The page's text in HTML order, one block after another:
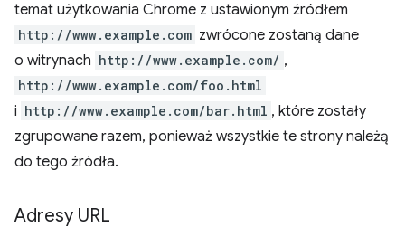
temat użytkowania Chrome z ustawionym źródłem
http://www.example.com zwrócone zostaną dane
o witrynach http://www.example.com/ ,
http://www.example.com/foo.html
i http://www.example.com/bar.html , które zostały
zgrupowane razem, ponieważ wszystkie te strony należą
do tego źródła.
Adresy URL